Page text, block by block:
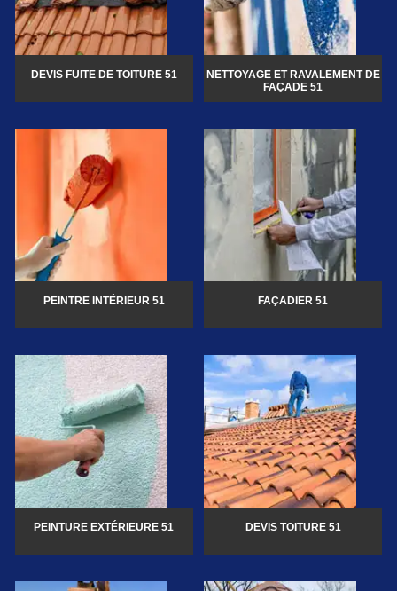
DEVIS FUITE DE TOITURE 51
NETTOYAGE ET RAVALEMENT DE
FAÇADE 51
PEINTRE INTÉRIEUR 51 FAÇADIER 51
PEINTURE EXTÉRIEURE 51 DEVIS TOITURE 51